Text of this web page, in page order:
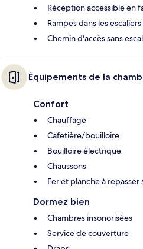
Réception accessible en
Rampes dans les escaliers
Chemin d'accès sans
Équipements de la
Confort
Chauffage
Cafetière/bouilloire
Bouilloire électrique
Chaussons
Fer et planche à
Dormez bien
Chambres insonorisées
Service de couverture